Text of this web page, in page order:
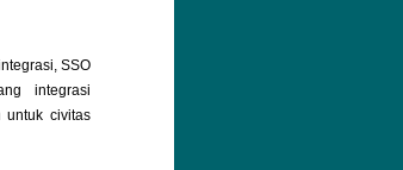
SSO
integrasi
untuk civitas